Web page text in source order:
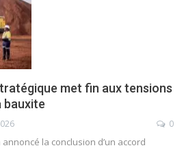
met fin aux tensions
bauxite
0
la conclusion d’un accord